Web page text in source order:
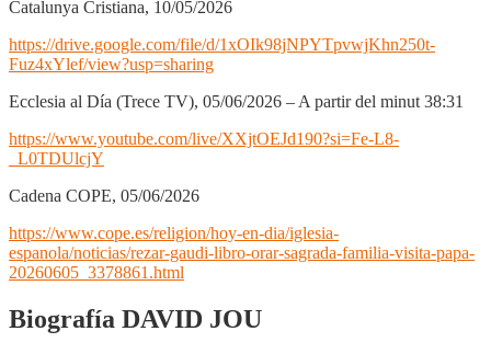
Catalunya Cristiana, 10/05/2026
https://drive.google.com/file/d/1xOIk98jNPYTpvwjKhn250t-
Fuz4xYlef/view?usp=sharing
Ecclesia al Día (Trece TV), 05/06/2026 – A partir del minut 38:31
https://www.youtube.com/live/XXjtOEJd190?si=Fe-L8-
_L0TDUlcjY
Cadena COPE, 05/06/2026
https://www.cope.es/religion/hoy-en-dia/iglesia-
espanola/noticias/rezar-gaudi-libro-orar-sagrada-familia-visita-papa-
20260605_3378861.html
Biografía DAVID JOU